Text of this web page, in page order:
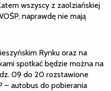
wszyscy z zaolziańskiej
naprawdę nie mają
Rynku oraz na
spotkać będzie można na
09 do 20 rozstawione
– autobus do pobierania